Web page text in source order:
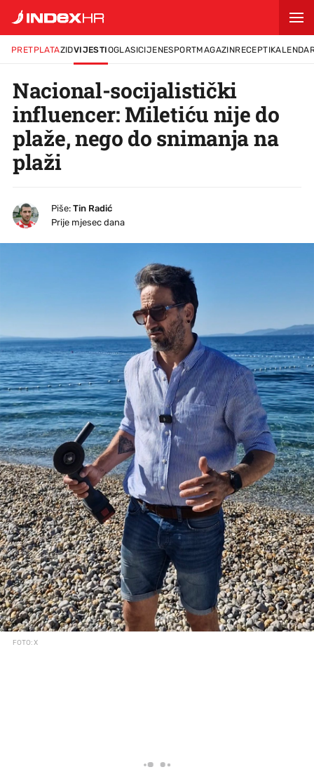
PRETPLATAZIDVIJESTIOGLASICIJENESPORTMAGAZINRECEPTI
Nacional-socijalistički
influencer: Miletiću nije do
plaže, nego do snimanja na
plaži
Piše: Tin Radić
Prije mjesec dana
FOTO: X